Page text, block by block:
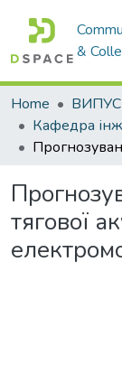
&
Home
тягової